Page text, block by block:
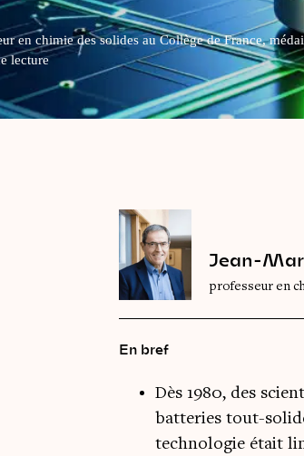
en chimie des solides au Collège de France,
lecture
Jean-
professeur en
En bref
Dès 1980, des
batteries tout-
technologie était